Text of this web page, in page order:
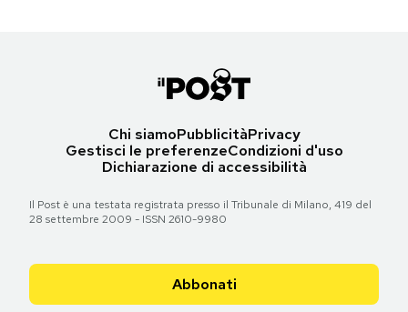
Chi siamoPubblicitàPrivacy
Gestisci le preferenzeCondizioni d'uso
Dichiarazione di accessibilità
Il Post è una testata registrata presso il Tribunale di Milano, 419 del
28 settembre 2009 - ISSN 2610-9980
Abbonati